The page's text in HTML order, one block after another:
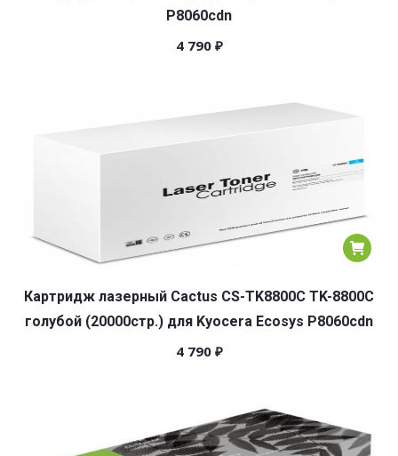
P8060cdn
4 790 ₽
Картридж лазерный Cactus CS-TK8800C TK-8800C
голубой (20000стр.) для Kyocera Ecosys P8060cdn
4 790 ₽